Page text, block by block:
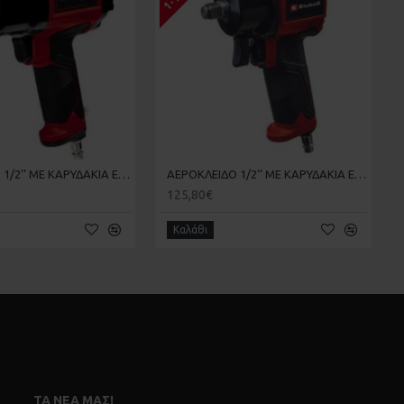
ΑΕΡΟΚΛΕΙΔΟ 1/2’’ ΜΕ ΚΑΡΥΔΑΚΙΑ EINHELL TC-PW 610 4138960 ΑΕΡΟΚΛΕΙΔΟ 1/2’’ ΜΕ ΚΑΡΥΔΑΚΙΑ Einhell TC-PW 610 4138965 με Μέγιστη Ροπή 610kgm
125,80€
Καλάθι
ΤΑ ΝΈΑ ΜΑΣ!